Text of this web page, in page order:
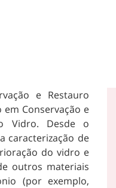
e Restauro
Conservação e
Vidro. Desde o
caracterização de
do vidro e
outros materiais
(por exemplo,